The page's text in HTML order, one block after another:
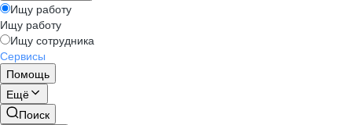
Ищу работу
Ищу работу
Ищу сотрудника
Сервисы
Помощь
Ещё
Поиск